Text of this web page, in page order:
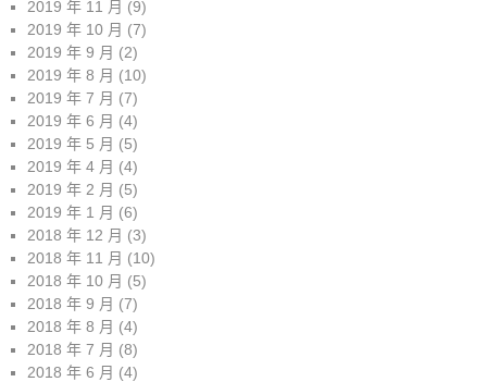
2019 年 11 月 (9)
2019 年 10 月 (7)
2019 年 9 月 (2)
2019 年 8 月 (10)
2019 年 7 月 (7)
2019 年 6 月 (4)
2019 年 5 月 (5)
2019 年 4 月 (4)
2019 年 2 月 (5)
2019 年 1 月 (6)
2018 年 12 月 (3)
2018 年 11 月 (10)
2018 年 10 月 (5)
2018 年 9 月 (7)
2018 年 8 月 (4)
2018 年 7 月 (8)
2018 年 6 月 (4)